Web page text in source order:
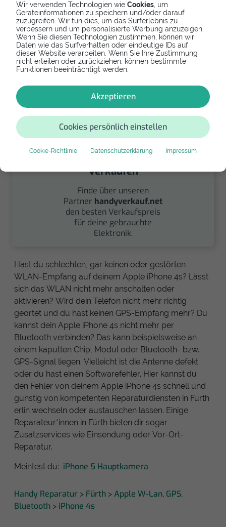
Wir verwenden Technologien wie Cookies , um
Geräteinformationen zu speichern und/oder darauf
zuzugreifen. Wir tun dies, um das Surferlebnis zu
verbessern und um personalisierte Werbung anzuzeigen.
Wenn Sie diesen Technologien zustimmen, können wir
Daten wie das Surfverhalten oder eindeutige IDs auf
dieser Website verarbeiten. Wenn Sie Ihre Zustimmung
nicht erteilen oder zurückziehen, können bestimmte
Funktionen beeinträchtigt werden.
Akzeptieren
Cookies persönlich einstellen
Cookie-Richtlinie Datenschutzerklärung Impressum
Spenden
Spende Dein Gerät über
handysfuerdieumwelt.de
Verkaufen
Finde über unseren
Partner handyverkauf.net
den besten Verkaufspreis
für deine gebrauchte
Elektronik.
Hast du schlechten, gar keinen oder gestörten
WLAN-Empfang auf deinem Apple iPhone 4s? Lässt
sich das WLAN nicht mehr anschalten oder
aktivieren? Wird dein Telefon nicht mehr richtig
geortet und du hast keinen GPS-Empfang mehr? Du
kannst dein Apple iPhone 4s nicht mehr per
Bluetooth verbinden? Das kann beispielsweise an
einem kaputten Chip, Modul oder Bluetooth- bzw.
GPS-Signal liegen. Vielleicht ist die Antenne defekt
oder du hast einen Softwarefehler. Hier kannst du
den Fehler von deinem Apple iPhone 4s schnell und
günstig von kompetenten Reparaturdiensten in Fürth
erlin wechseln oder austauschen lassen. Einige
Reparateur*innen in Fürth bieten dir sogar
Zusatzservices wie Einsendung oder Vor-Ort-
Reparatur.
Meintest du: iPhone 5 Hauptkamera
Handy Reparatur > Fürth > Apple W-Lan, GPS,
Bluetooth > iPhone 4s